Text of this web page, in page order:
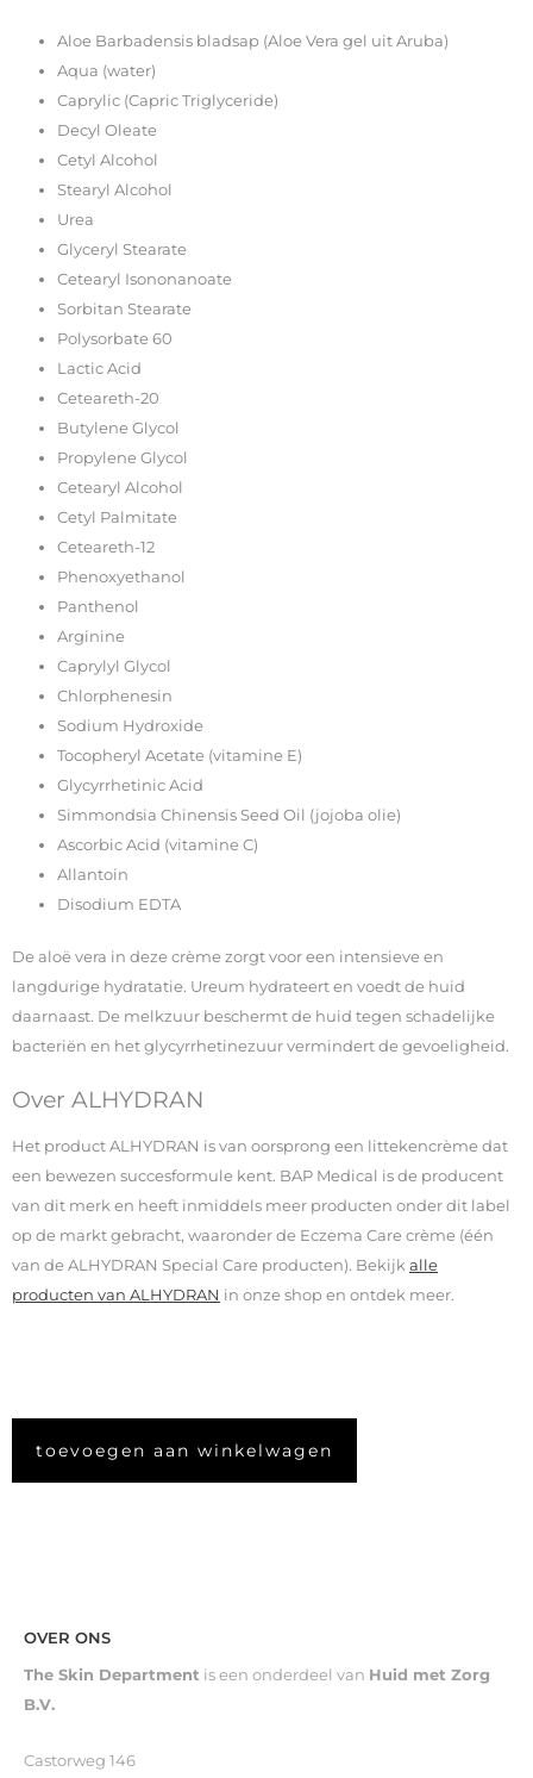
Aloe Barbadensis bladsap (Aloe Vera gel uit Aruba)
Aqua (water)
Caprylic (Capric Triglyceride)
Decyl Oleate
Cetyl Alcohol
Stearyl Alcohol
Urea
Glyceryl Stearate
Cetearyl Isononanoate
Sorbitan Stearate
Polysorbate 60
Lactic Acid
Ceteareth-20
Butylene Glycol
Propylene Glycol
Cetearyl Alcohol
Cetyl Palmitate
Ceteareth-12
Phenoxyethanol
Panthenol
Arginine
Caprylyl Glycol
Chlorphenesin
Sodium Hydroxide
Tocopheryl Acetate (vitamine E)
Glycyrrhetinic Acid
Simmondsia Chinensis Seed Oil (jojoba olie)
Ascorbic Acid (vitamine C)
Allantoin
Disodium EDTA
De aloë vera in deze crème zorgt voor een intensieve en
langdurige hydratatie. Ureum hydrateert en voedt de huid
daarnaast. De melkzuur beschermt de huid tegen schadelijke
bacteriën en het glycyrrhetinezuur vermindert de gevoeligheid.
Over ALHYDRAN
Het product ALHYDRAN is van oorsprong een littekencrème dat
een bewezen succesformule kent. BAP Medical is de producent
van dit merk en heeft inmiddels meer producten onder dit label
op de markt gebracht, waaronder de Eczema Care crème (één
van de ALHYDRAN Special Care producten). Bekijk alle
producten van ALHYDRAN in onze shop en ontdek meer.
toevoegen aan winkelwagen
OVER ONS
The Skin Department is een onderdeel van Huid met Zorg
B.V.
Castorweg 146